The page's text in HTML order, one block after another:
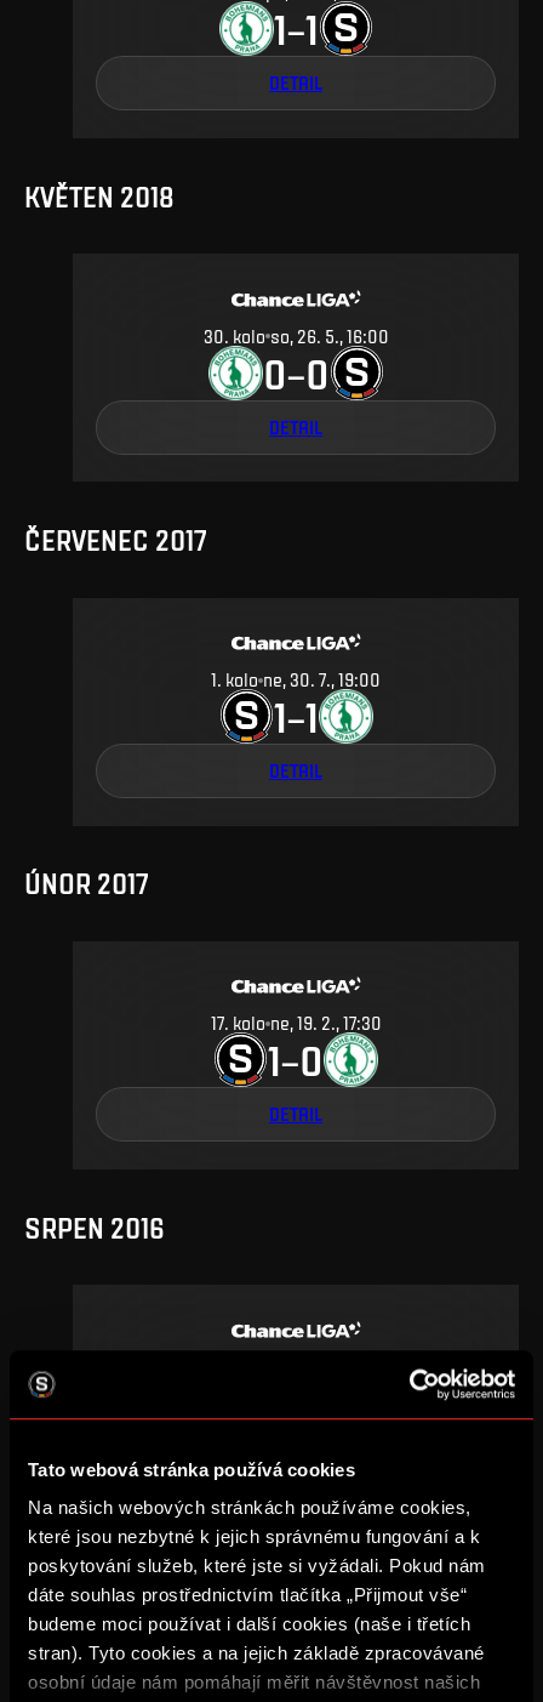
Tato webová stránka používá cookies
Na našich webových stránkách používáme cookies,
které jsou nezbytné k jejich správnému fungování a k
poskytování služeb, které jste si vyžádali. Pokud nám
dáte souhlas prostřednictvím tlačítka „Přijmout vše“
budeme moci používat i další cookies (naše i třetích
stran). Tyto cookies a na jejich základě zpracovávané
osobní údaje nám pomáhají měřit návštěvnost našich
1–1
DETAIL
KVĚTEN 2018
30. kolo so, 26. 5., 16:00
0–0
DETAIL
ČERVENEC 2017
1. kolo ne, 30. 7., 19:00
1–1
DETAIL
ÚNOR 2017
17. kolo ne, 19. 2., 17:30
1–0
DETAIL
SRPEN 2016
DETAIL
DUBEN 2016